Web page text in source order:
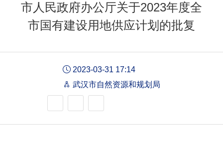
市人民政府办公厅关于2023年度全
市国有建设用地供应计划的批复
2023-03-31 17:14
武汉市自然资源和规划局